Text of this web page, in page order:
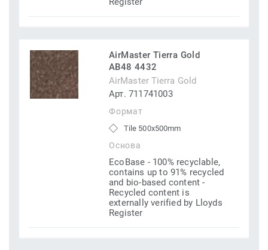
AirMaster Tierra Gold
AB48 4432
AirMaster Tierra Gold
Арт. 711741003
Формат
Tile 500x500mm
Основа
EcoBase - 100% recyclable,
contains up to 91% recycled
and bio-based content -
Recycled content is
externally verified by Lloyds
Register